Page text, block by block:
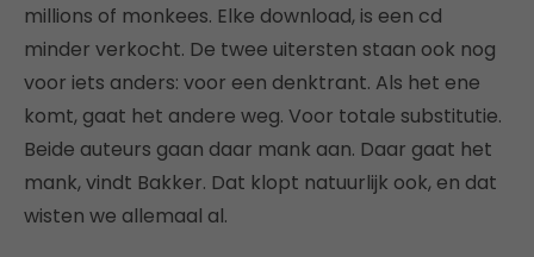
millions of monkees. Elke download, is een cd
minder verkocht. De twee uitersten staan ook nog
voor iets anders: voor een denktrant. Als het ene
komt, gaat het andere weg. Voor totale substitutie.
Beide auteurs gaan daar mank aan. Daar gaat het
mank, vindt Bakker. Dat klopt natuurlijk ook, en dat
wisten we allemaal al.